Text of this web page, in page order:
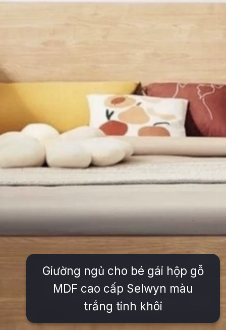
Giường ngủ cho bé gái hộp gỗ
MDF cao cấp Selwyn màu
trắng tinh khôi